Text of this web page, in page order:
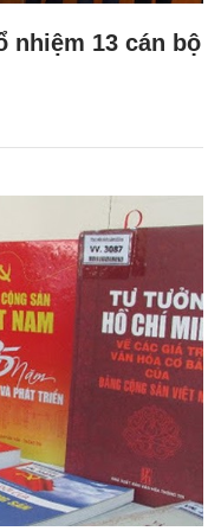
nhiệm 13 cán bộ